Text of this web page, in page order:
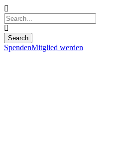
SpendenMitglied werden